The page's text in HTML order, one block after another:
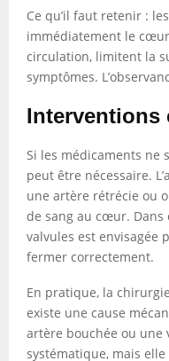
Ce qu’il faut retenir :
immédiatement le
circulation, limitent la
symptômes.
Interventions
Si les médicaments ne
peut être nécessaire.
une artère rétrécie ou
de sang au cœur. Dans
valvules est envisagée
fermer correctement.
En pratique, la
existe une cause
artère bouchée ou une
systématique, mais